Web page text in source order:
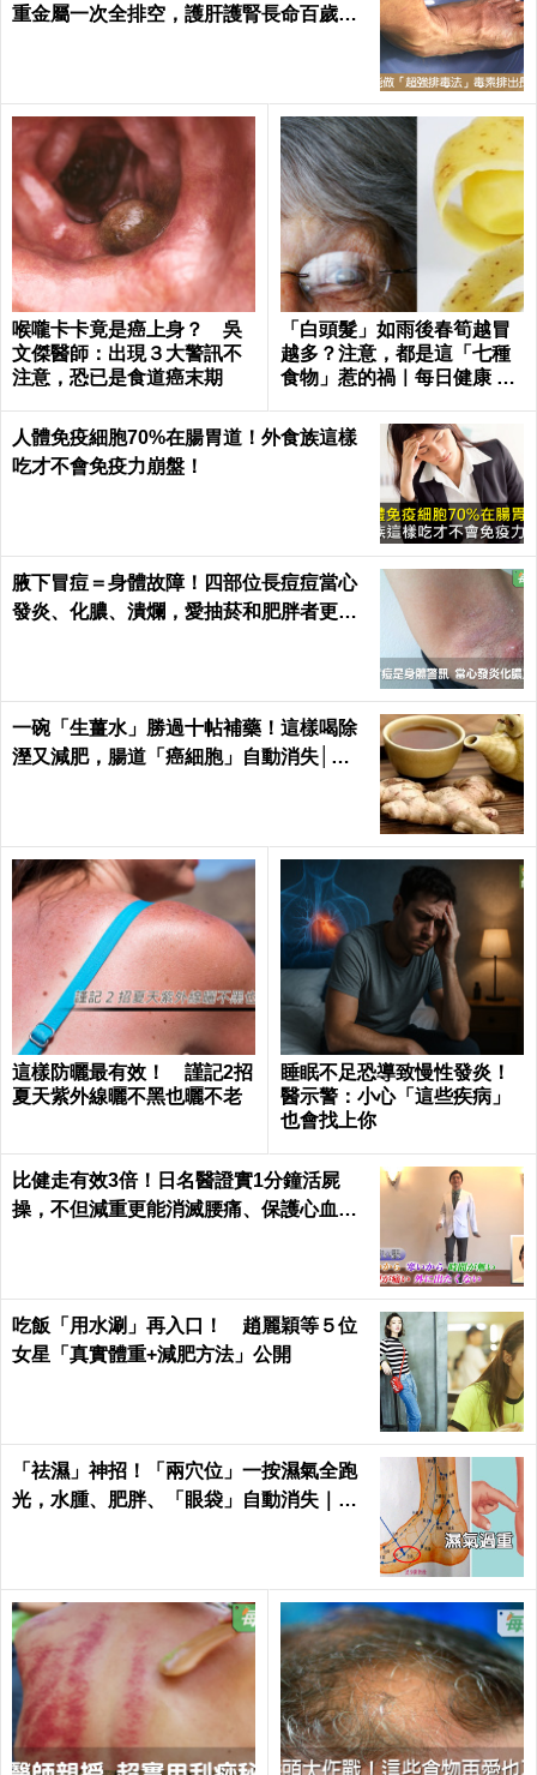
重金屬一次全排空，護肝護腎長命百歲｜
喉嚨卡卡竟是癌上身？ 吳
文傑醫師：出現３大警訊不
注意，恐已是食道癌末期
「白頭髮」如雨後春筍越冒
越多？注意，都是這「七種
食物」惹的禍｜每日健康 He
人體免疫細胞70%在腸胃道！外食族這樣
吃才不會免疫力崩盤！
腋下冒痘＝身體故障！四部位長痘痘當心
發炎、化膿、潰爛，愛抽菸和肥胖者更要
一碗「生薑水」勝過十帖補藥！這樣喝除
溼又減肥，腸道「癌細胞」自動消失│每
這樣防曬最有效！ 謹記2招
夏天紫外線曬不黑也曬不老
睡眠不足恐導致慢性發炎！
醫示警：小心「這些疾病」
也會找上你
比健走有效3倍！日名醫證實1分鐘活屍
操，不但減重更能消滅腰痛、保護心血管
吃飯「用水涮」再入口！ 趙麗穎等５位
女星「真實體重+減肥方法」公開
「祛濕」神招！「兩穴位」一按濕氣全跑
光，水腫、肥胖、「眼袋」自動消失｜每